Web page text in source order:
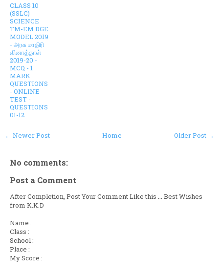
CLASS 10
(SSLC)
SCIENCE
TM-EM DGE
MODEL 2019
- அரசு மாதிரி
வினாத்தாள்
2019-20 -
MCQ - 1
MARK
QUESTIONS
- ONLINE
TEST -
QUESTIONS
01-12
← Newer Post Older Post →
Home
No comments:
Post a Comment
After Completion, Post Your Comment Like this ... Best Wishes
from K.K.D
Name :
Class :
School :
Place :
My Score :